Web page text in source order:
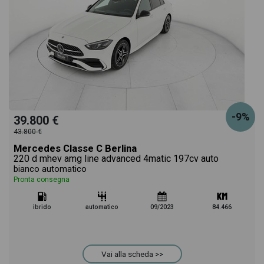
-9%
39.800 €
43.800 €
Mercedes Classe C Berlina
220 d mhev amg line advanced 4matic 197cv auto
bianco automatico
Pronta consegna
ibrido automatico 09/2023 84.466
Vai alla scheda >>